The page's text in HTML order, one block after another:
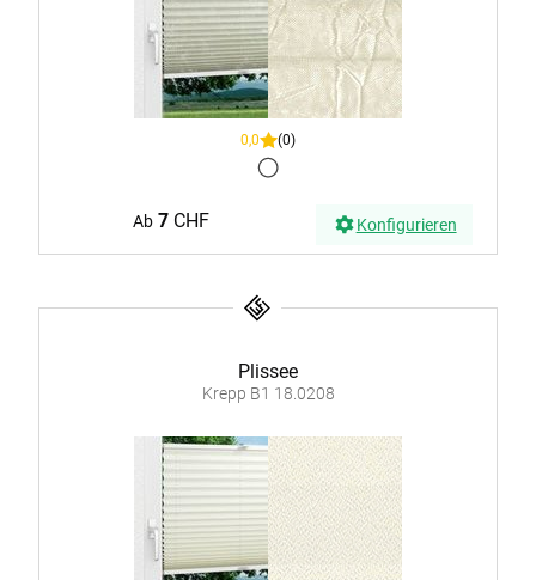
0,0 (0)
Ab 7CHF Konfigurieren
Plissee
Krepp B1 18.0208